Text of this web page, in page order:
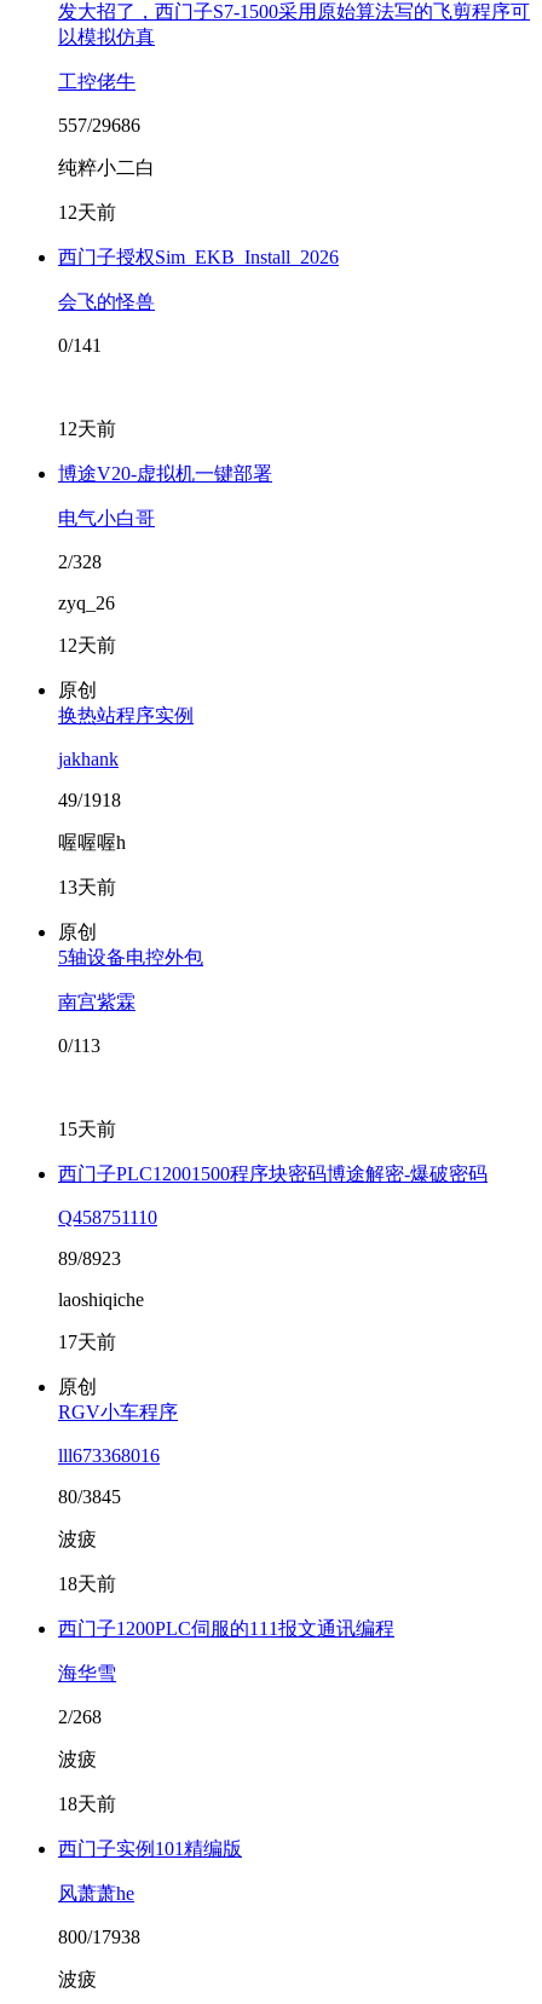
发大招了，西门子S7-1500采用原始算法写的飞剪程序可
以模拟仿真
工控佬牛
557/29686
纯粹小二白
12天前
西门子授权Sim_EKB_Install_2026
会飞的怪兽
0/141
12天前
博途V20-虚拟机一键部署
电气小白哥
2/328
zyq_26
12天前
原创
换热站程序实例
jakhank
49/1918
喔喔喔h
13天前
原创
5轴设备电控外包
南宫紫霖
0/113
15天前
西门子PLC12001500程序块密码博途解密-爆破密码
Q458751110
89/8923
laoshiqiche
17天前
原创
RGV小车程序
lll673368016
80/3845
波疲
18天前
西门子1200PLC伺服的111报文通讯编程
海华雪
2/268
波疲
18天前
西门子实例101精编版
风萧萧he
800/17938
波疲